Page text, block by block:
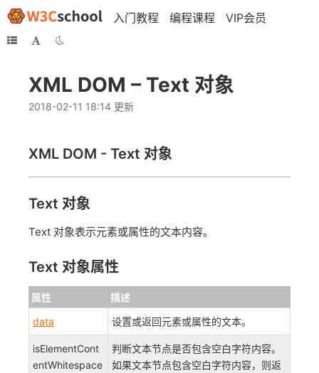
入门教程 编程课程 VIP会员
XML DOM – Text 对象
2018-02-11 18:14 更新
XML DOM - Text 对象
Text 对象
Text 对象表示元素或属性的文本内容。
Text 对象属性
属性
描述
data
设置或返回元素或属性的文本。
isElementCont
entWhitespace
判断文本节点是否包含空白字符内容。
如果文本节点包含空白字符内容，则返